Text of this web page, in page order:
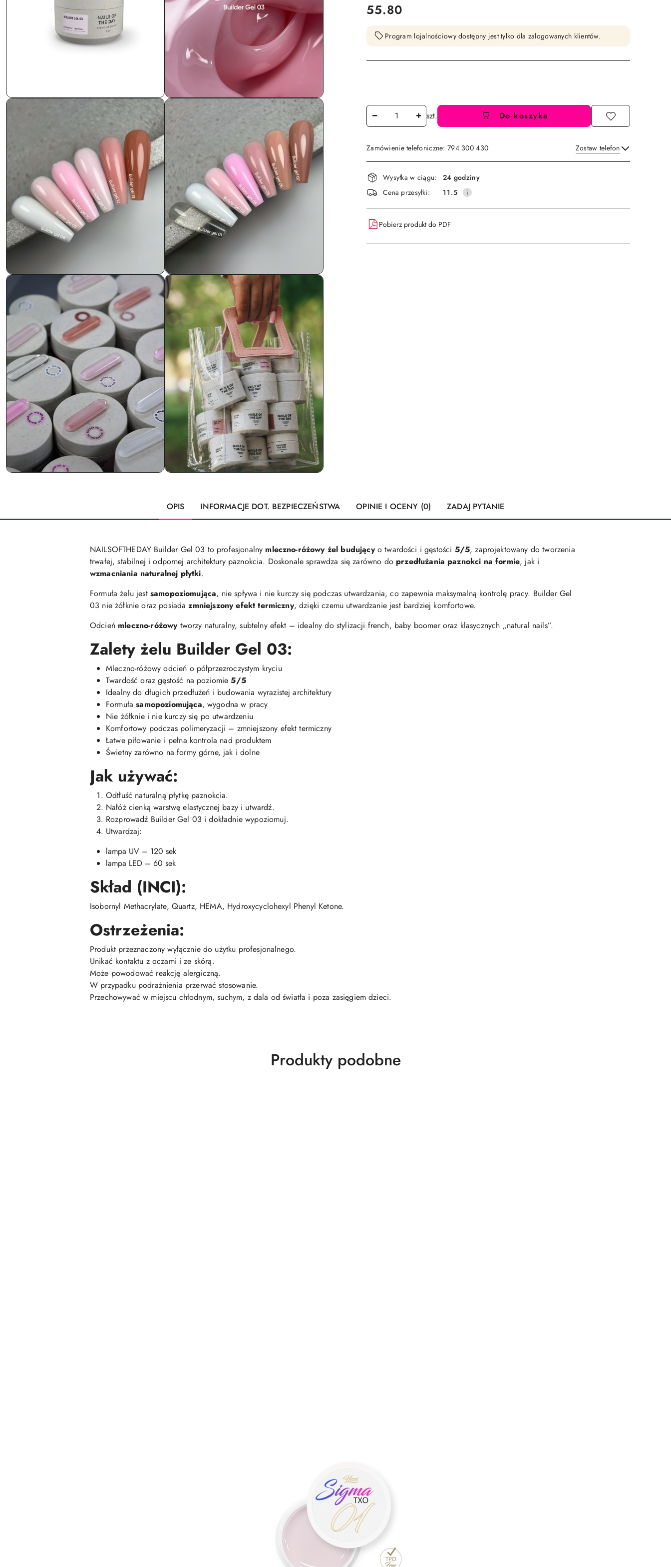
cena:
55.80
Program lojalnościowy dostępny jest tylko dla zalogowanych klientów.
Ilość szt. Do koszyka
Zamówienie telefoniczne: 794 300 430 Zostaw telefon
Wyślij
Dostępność
i
dostawa
Wysyłka w ciągu:
24 godziny
Cena przesyłki:
11.5
Pobierz produkt do PDF
OPIS INFORMACJE DOT. BEZPIECZEŃSTWA OPINIE I OCENY (0) ZADAJ PYTANIE
NAILSOFTHEDAY Builder Gel 03 to profesjonalny mleczno-różowy żel budującyo twardości i gęstości 5/5, zaprojektowany do tworzenia
trwałej, stabilnej i odpornej architektury paznokcia. Doskonale sprawdza się zarówno do przedłużania paznokci na formie, jak i
wzmacniania naturalnej płytki.
Formuła żelu jest samopoziomująca, nie spływa i nie kurczy się podczas utwardzania, co zapewnia maksymalną kontrolę pracy. Builder Gel
03 nie żółknie oraz posiadazmniejszony efekt termiczny, dzięki czemu utwardzanie jest bardziej komfortowe.
Odcień mleczno-różowytworzy naturalny, subtelny efekt – idealny do stylizacji french, baby boomer oraz klasycznych „natural nails”.
Zalety żelu Builder Gel 03:
Mleczno-różowy odcień o półprzezroczystym kryciu
Twardość oraz gęstość na poziomie5/5
Idealny do długich przedłużeń i budowania wyrazistej architektury
Formułasamopoziomująca, wygodna w pracy
Nie żółknie i nie kurczy się po utwardzeniu
Komfortowy podczas polimeryzacji – zmniejszony efekt termiczny
Łatwe piłowanie i pełna kontrola nad produktem
Świetny zarówno na formy górne, jak i dolne
Jak używać:
Odtłuść naturalną płytkę paznokcia.
Nałóż cienką warstwę elastycznej bazy i utwardź.
Rozprowadź Builder Gel 03 i dokładnie wypoziomuj.
Utwardzaj:
lampa UV – 120 sek
lampa LED – 60 sek
Skład (INCI):
Isobornyl Methacrylate, Quartz, HEMA, Hydroxycyclohexyl Phenyl Ketone.
Ostrzeżenia:
Produkt przeznaczony wyłącznie do użytku profesjonalnego.
Unikać kontaktu z oczami i ze skórą.
Może powodować reakcję alergiczną.
W przypadku podrażnienia przerwać stosowanie.
Przechowywać w miejscu chłodnym, suchym, z dala od światła i poza zasięgiem dzieci.
Produkty
Produkty podobne